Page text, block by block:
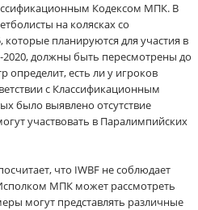
Кодексом МПК. В
на колясках со
планируются для участия в
должны быть пересмотрены до
определит, есть ли у игроков
с Классификационным
было выявлено отсутствие
участвовать в Паралимпийских
что IWBF не соблюдает
МПК может рассмотреть
могут представлять различные